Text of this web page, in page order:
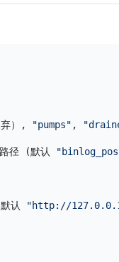
弃）, "pumps" ,
径 (默认
认 "http://